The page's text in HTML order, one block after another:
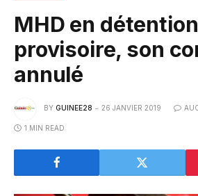
MHD en détention
provisoire, son
annulé
BY GUINEE28 26 JANVIER 2019
1 MIN READ